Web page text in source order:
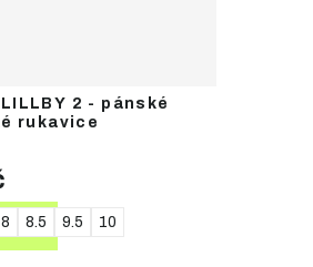
LILLBY 2 - pánské
rukavice
8 8.5 9.5 10